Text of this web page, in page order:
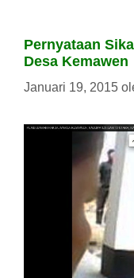
Pernyataan
Desa Kemawen
Januari 19, 2015